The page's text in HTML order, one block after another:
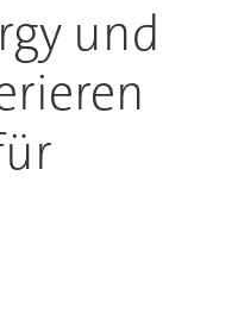
und